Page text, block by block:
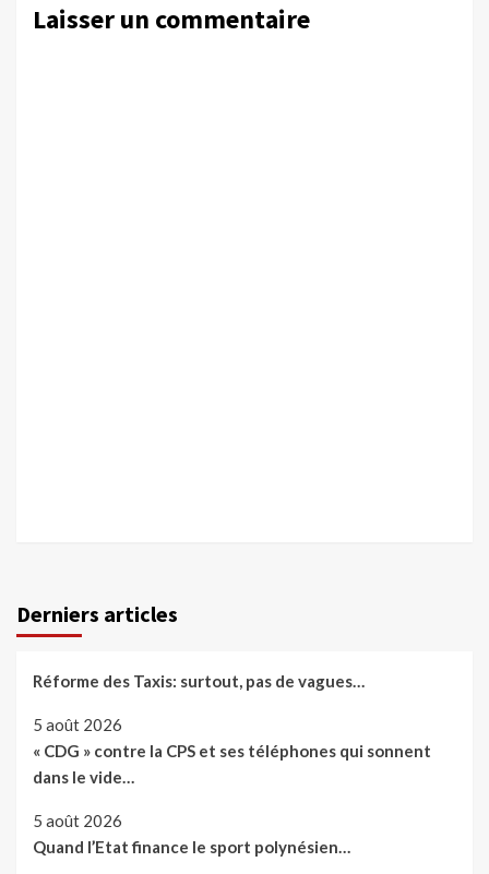
Laisser un commentaire
Derniers articles
Réforme des Taxis: surtout, pas de vagues…
5 août 2026
« CDG » contre la CPS et ses téléphones qui sonnent
dans le vide…
5 août 2026
Quand l’Etat finance le sport polynésien…